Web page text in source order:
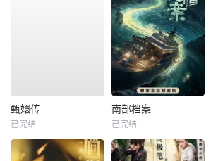
甄嬛传
已完结
南部档案
已完结